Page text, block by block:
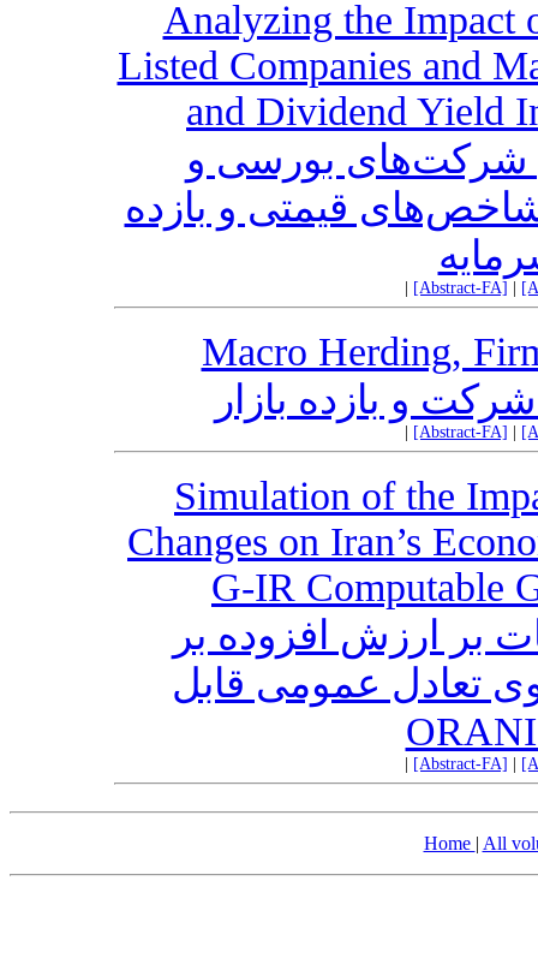
Analyzing the Impact
Listed Companies and
and Dividend Yield
شرکت‌های بورسی و
شاخص‌های قیمتی و بازده
[Abstract-FA]
Macro Herding,
شرکت و بازده بازار
[Abstract-FA]
Simulation of the
Changes on Iran’s
G-IR Computable
بر ارزش ‌افزوده بر
تعادل عمومی قابل
[Abstract-FA]
Home | All